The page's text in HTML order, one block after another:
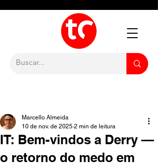
IT: Bem-vindos a Derry —
o retorno do medo em
Marcello Almeida
10 de nov. de 2025 2 min de leitura